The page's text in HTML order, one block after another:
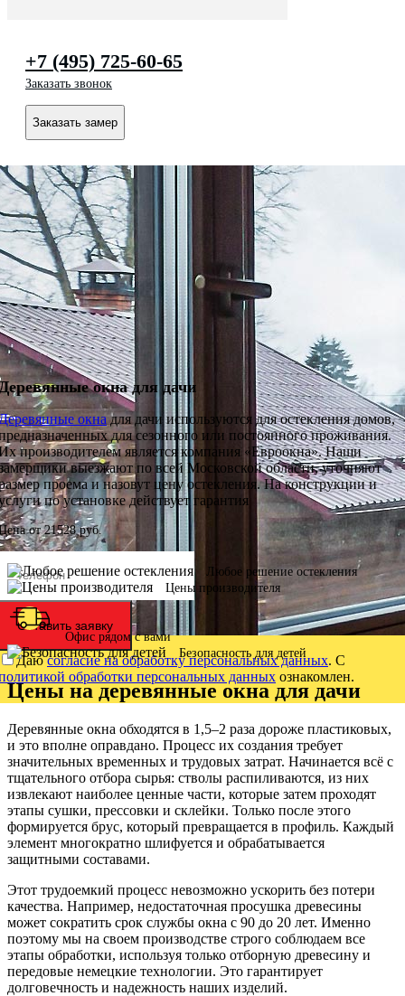
+7 (495) 725-60-65
Заказать звонок
Заказать замер
окна для дачи
окнадля дачи используются для остекления домов,
для сезонного или постоянного проживания.
производителем является компания «Евроокна». Наши
выезжают по всей Московской области, уточняют
проема и назовут цену остекления. На конструкции и
по установке действует гарантия
от21528руб.
Оставить заявку
Даюсогласие на обработку персональных данных. С
обработки персональных данных ознакомлен.
Любое решение остекления
Цены производителя
Офис рядом с вами
Безопасность для детей
Цены на деревянные окна для дачи
Деревянные окна обходятся в 1,5–2 раза дороже пластиковых,
и это вполне оправдано. Процесс их создания требует
значительных временных и трудовых затрат. Начинается всё с
тщательного отбора сырья: стволы распиливаются, из них
извлекают наиболее ценные части, которые затем проходят
этапы сушки, прессовки и склейки. Только после этого
формируется брус, который превращается в профиль. Каждый
элемент многократно шлифуется и обрабатывается
защитными составами.
Этот трудоемкий процесс невозможно ускорить без потери
качества. Например, недостаточная просушка древесины
может сократить срок службы окна с 90 до 20 лет. Именно
поэтому мы на своем производстве строго соблюдаем все
этапы обработки, используя только отборную древесину и
передовые немецкие технологии. Это гарантирует
долговечность и надежность наших изделий.